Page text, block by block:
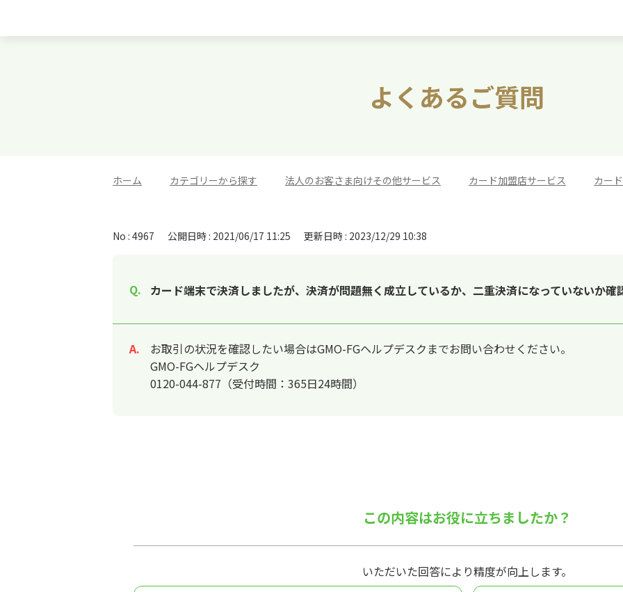
よくあるご質問
ホーム カテゴリーから探す 法人のお客さま向けその他サービス カード加盟店サービス カー
No : 4967 公開日時 : 2021/06/17 11:25 更新日時 : 2023/12/29 10:38
カード端末で決済しましたが、決済が問題無く成立しているか、二重決済になっていないか確
回答
お取引の状況を確認したい場合はGMO-FGヘルプデスクまでお問い合わせください。
GMO-FGヘルプデスク
0120-044-877（受付時間：365日24時間）
この内容はお役に立ちましたか？
いただいた回答により精度が向上します。